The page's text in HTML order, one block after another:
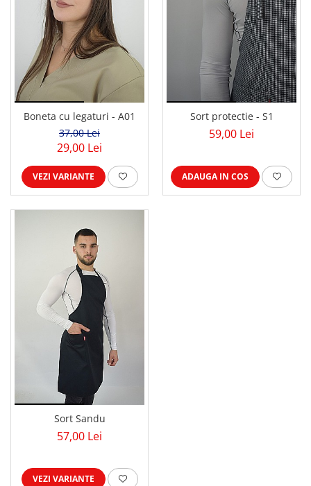
Boneta cu legaturi - A01
37,00 Lei
29,00 Lei
VEZI VARIANTE
Sort protectie - S1
59,00 Lei
ADAUGA IN COS
Sort Sandu
57,00 Lei
VEZI VARIANTE